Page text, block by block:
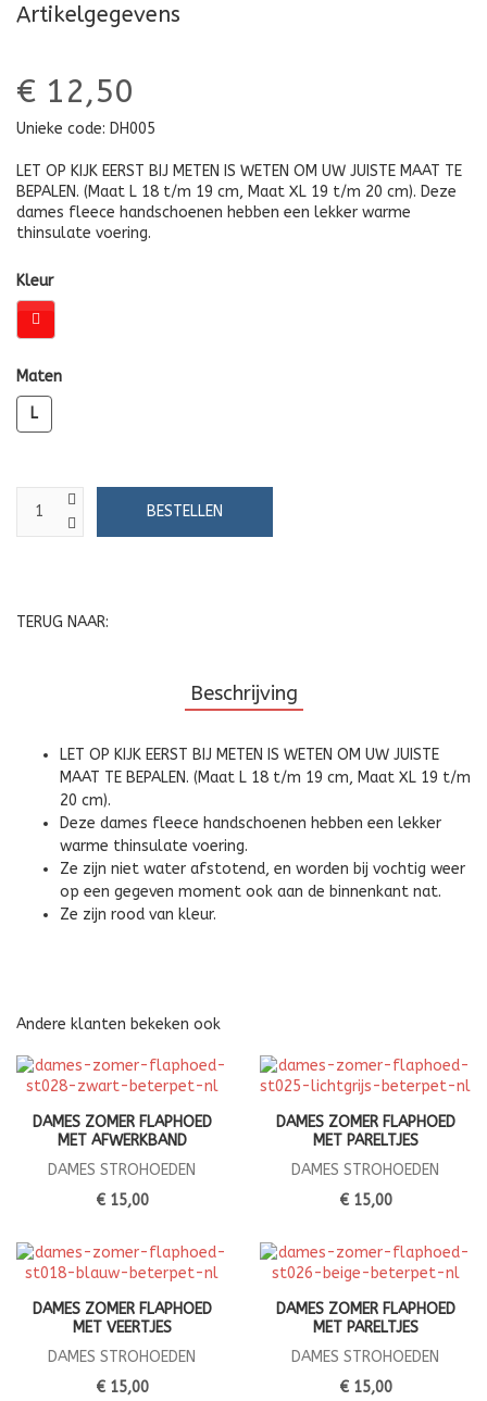
Artikelgegevens
€ 12,50
Unieke code: DH005
LET OP KIJK EERST BIJ METEN IS WETEN OM UW JUISTE MAAT TE
BEPALEN. (Maat L 18 t/m 19 cm, Maat XL 19 t/m 20 cm). Deze
dames fleece handschoenen hebben een lekker warme
thinsulate voering.
Kleur
Maten
L
TERUG NAAR:
Beschrijving
LET OP KIJK EERST BIJ METEN IS WETEN OM UW JUISTE
MAAT TE BEPALEN. (Maat L 18 t/m 19 cm, Maat XL 19 t/m
20 cm).
Deze dames fleece handschoenen hebben een lekker
warme thinsulate voering.
Ze zijn niet water afstotend, en worden bij vochtig weer
op een gegeven moment ook aan de binnenkant nat.
Ze zijn rood van kleur.
Andere klanten bekeken ook
DAMES ZOMER FLAPHOED
MET AFWERKBAND
DAMES STROHOEDEN
€ 15,00
DAMES ZOMER FLAPHOED
MET PARELTJES
DAMES STROHOEDEN
€ 15,00
DAMES ZOMER FLAPHOED
MET VEERTJES
DAMES STROHOEDEN
€ 15,00
DAMES ZOMER FLAPHOED
MET PARELTJES
DAMES STROHOEDEN
€ 15,00